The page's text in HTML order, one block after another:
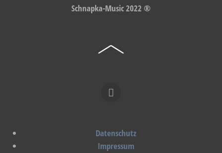
Schnapka-Music 2022 ®
Datenschutz
Impressum